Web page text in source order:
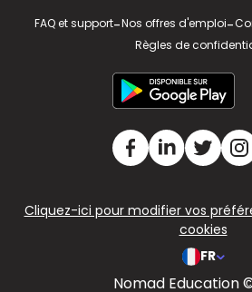
FAQ et support-Nos offres d'emploi-
Règles de
Cliquez-ici pour modifier vos
cookies
FR
Nomad Education